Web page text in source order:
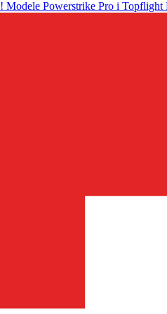
! Modele Powerstrike Pro i Topflight